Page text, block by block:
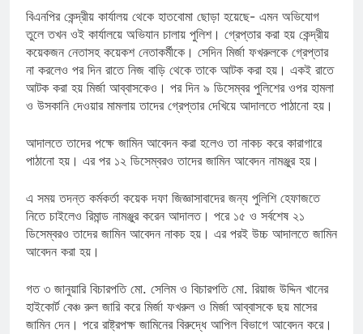
বিএনপির কেন্দ্রীয় কার্যালয় থেকে হাতবোমা ছোড়া হয়েছে- এমন অভিযোগ
তুলে তখন ওই কার্যালয়ে অভিযান চালায় পুলিশ। গ্রেপ্তার করা হয় কেন্দ্রীয়
কয়েকজন নেতাসহ কয়েকশ নেতাকর্মীকে। সেদিন মির্জা ফখরুলকে গ্রেপ্তার
না করলেও পর দিন রাতে নিজ বাড়ি থেকে তাকে আটক করা হয়। একই রাতে
আটক করা হয় মির্জা আব্বাসকেও। পর দিন ৯ ডিসেম্বর পুলিশের ওপর হামলা
ও উসকানি দেওয়ার মামলায় তাদের গ্রেপ্তার দেখিয়ে আদালতে পাঠানো হয়।
আদালতে তাদের পক্ষে জামিন আবেদন করা হলেও তা নাকচ করে কারাগারে
পাঠানো হয়। এর পর ১২ ডিসেম্বরও তাদের জামিন আবেদন নামঞ্জুর হয়।
এ সময় তদন্ত কর্মকর্তা কয়েক দফা জিজ্ঞাসাবাদের জন্য পুলিশি হেফাজতে
নিতে চাইলেও রিমান্ড নামঞ্জুর করেন আদালত। পরে ১৫ ও সর্বশেষ ২১
ডিসেম্বরও তাদের জামিন আবেদন নাকচ হয়। এর পরই উচ্চ আদালতে জামিন
আবেদন করা হয়।
গত ৩ জানুয়ারি বিচারপতি মো. সেলিম ও বিচারপতি মো. রিয়াজ উদ্দিন খানের
হাইকোর্ট বেঞ্চ রুল জারি করে মির্জা ফখরুল ও মির্জা আব্বাসকে ছয় মাসের
জামিন দেন। পরে রাষ্ট্রপক্ষ জামিনের বিরুদ্ধে আপিল বিভাগে আবেদন করে।